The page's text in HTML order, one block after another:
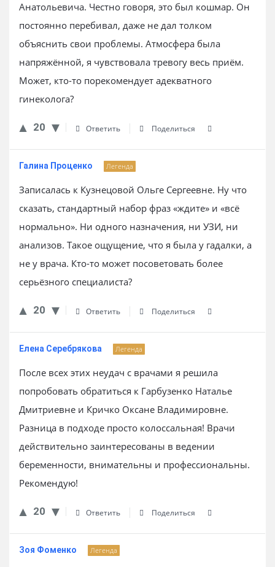
Анатольевича. Честно говоря, это был кошмар. Он
постоянно перебивал, даже не дал толком
объяснить свои проблемы. Атмосфера была
напряжённой, я чувствовала тревогу весь приём.
Может, кто-то порекомендует адекватного
гинеколога?
20 Ответить Поделиться
Галина Проценко Легенда
Записалась к Кузнецовой Ольге Сергеевне. Ну что
сказать, стандартный набор фраз «ждите» и «всё
нормально». Ни одного назначения, ни УЗИ, ни
анализов. Такое ощущение, что я была у гадалки, а
не у врача. Кто-то может посоветовать более
серьёзного специалиста?
20 Ответить Поделиться
Елена Серебрякова Легенда
После всех этих неудач с врачами я решила
попробовать обратиться к Гарбузенко Наталье
Дмитриевне и Кричко Оксане Владимировне.
Разница в подходе просто колоссальная! Врачи
действительно заинтересованы в ведении
беременности, внимательны и профессиональны.
Рекомендую!
20 Ответить Поделиться
Зоя Фоменко Легенда